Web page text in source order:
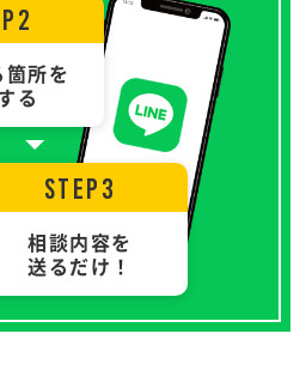
所を
る
STEP3
相談内容を
送るだけ！